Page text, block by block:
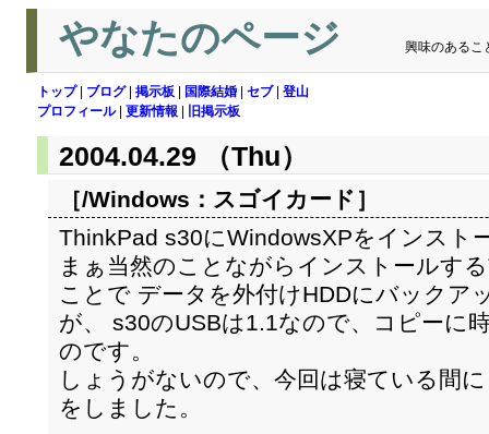
やなたのページ 興味のあるこ
トップ| ブログ| 掲示板 国際結婚 セブ| 登山
プロフィール| 更新情報 旧掲示板
2004.04.29 （Thu）
［/Windows： スゴイカード ］
ThinkPad s30にWindowsXPをインスト
まぁ当然のことながらインストールす
ことで データを外付けHDDにバックア
が、 s30のUSBは1.1なので、コピーに
のです。
しょうがないので、今回は寝ている間
をしました。